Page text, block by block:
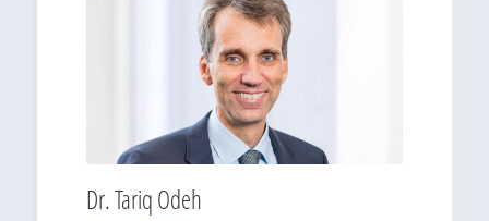
Dr. Tariq Odeh